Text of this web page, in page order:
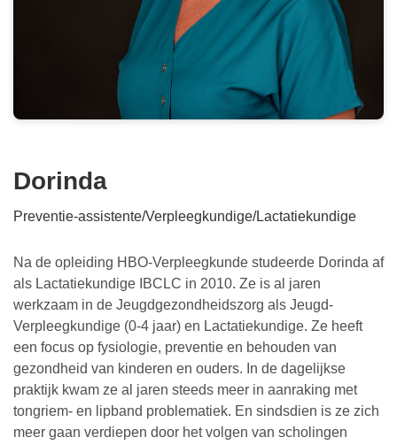
Dorinda
Preventie-assistente/Verpleegkundige/Lactatiekundige
Na de opleiding HBO-Verpleegkunde studeerde Dorinda af
als Lactatiekundige IBCLC in 2010. Ze is al jaren
werkzaam in de Jeugdgezondheidszorg als Jeugd-
Verpleegkundige (0-4 jaar) en Lactatiekundige. Ze heeft
een focus op fysiologie, preventie en behouden van
gezondheid van kinderen en ouders. In de dagelijkse
praktijk kwam ze al jaren steeds meer in aanraking met
tongriem- en lipband problematiek. En sindsdien is ze zich
meer gaan verdiepen door het volgen van scholingen